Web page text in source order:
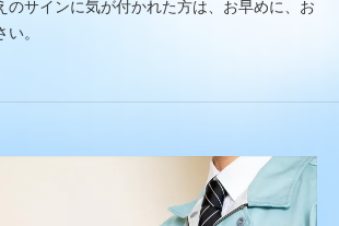
のサインに気が付かれた方は、お早めに、お
。